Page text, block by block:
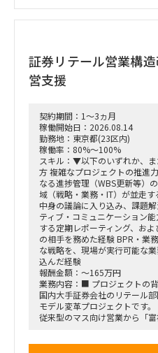
クライアントの要望に応じた
（PM/PL補助業務）
働き方：要相談（リモートワー
証券リテール営業構
営支援
契約期間：1～3ヵ月
稼働開始日：2026.08.14
勤務地：東京都(23区内)
稼働率：80%～100%
スキル：▼以下のいずれか、
方 複雑なプロジェクトの推進
なる進捗管理（WBS更新等）
域（戦略・業務・IT）が並走
中身の議論に入り込み、課題
ティブ・コミュニケーション
する定期レポーティング、およ
の相手を務めた経験 BPR・業
な戦略を、現場が実行可能な
込んだ経験
報酬金額：～165万円
業務内容：■ プロジェクトの
国内大手証券会社のリテール
モデル変革プロジェクトです。
従来型のマス向け営業から「